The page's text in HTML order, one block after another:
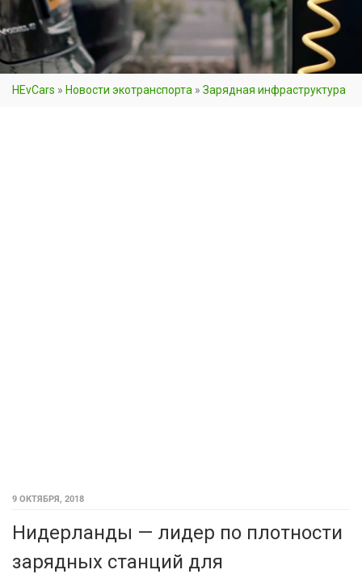
HEvCars » Новости экотранспорта » Зарядная инфраструктура
9 ОКТЯБРЯ, 2018
Нидерланды — лидер по плотности
зарядных станций для